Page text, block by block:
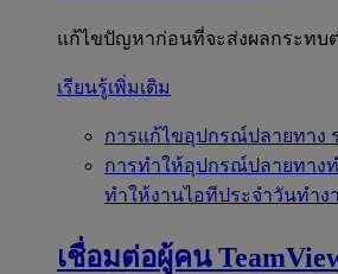
แก้ไขปัญหาก่อนที่จะส่งผลกระทบ
เรียนรู้เพิ่มเติม
การแก้ไขอุปกรณ์ปลายทาง
การทำให้อุปกรณ์ปลายทาง
ทำให้งานไอทีประจำวันทำ
เชื่อมต่อผู้คน